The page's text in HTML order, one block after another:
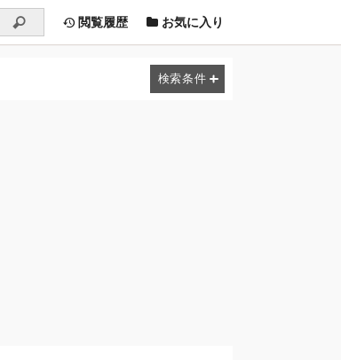
閲覧履歴 お気に入り